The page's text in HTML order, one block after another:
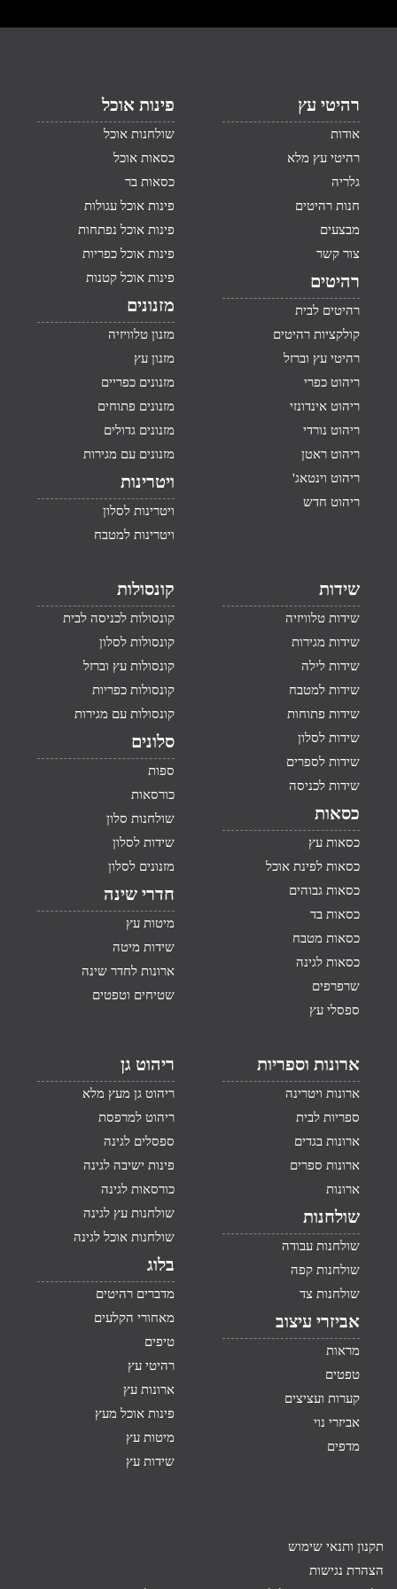
רהיטי עץ
אודות
רהיטי עץ מלא
גלריה
חנות רהיטים
מבצעים
צור קשר
רהיטים
רהיטים לבית
קולקציות רהיטים
רהיטי עץ וברזל
ריהוט כפרי
ריהוט אינדונזי
ריהוט נורדי
ריהוט ראטן
ריהוט וינטאג'
ריהוט חדש
פינות אוכל
שולחנות אוכל
כסאות אוכל
כסאות בר
פינות אוכל עגולות
פינות אוכל נפתחות
פינות אוכל כפריות
פינות אוכל קטנות
מזנונים
מזנון טלוויזיה
מזנון עץ
מזנונים כפריים
מזנונים פתוחים
מזנונים גדולים
מזנונים עם מגירות
ויטרינות
ויטרינות לסלון
ויטרינות למטבח
שידות
שידות טלוויזיה
שידות מגירות
שידות לילה
שידות למטבח
שידות פתוחות
שידות לסלון
שידות לספרים
שידות לכניסה
כסאות
כסאות עץ
כסאות לפינת אוכל
כסאות גבוהים
כסאות בד
כסאות מטבח
כסאות לגינה
שרפרפים
ספסלי עץ
קונסולות
קונסולות לכניסה לבית
קונסולות לסלון
קונסולות עץ וברזל
קונסולות כפריות
קונסולות עם מגירות
סלונים
ספות
כורסאות
שולחנות סלון
שידות לסלון
מזנונים לסלון
חדרי שינה
מיטות עץ
שידות מיטה
ארונות לחדר שינה
שטיחים וטפטים
ארונות וספריות
ארונות ויטרינה
ספריות לבית
ארונות בגדים
ארונות ספרים
ארונות
שולחנות
שולחנות עבודה
שולחנות קפה
שולחנות צד
אביזרי עיצוב
מראות
טפטים
קערות ועציצים
אביזרי נוי
מדפים
ריהוט גן
ריהוט גן מעץ מלא
ריהוט למרפסת
ספסלים לגינה
פינות ישיבה לגינה
כורסאות לגינה
שולחנות עץ לגינה
שולחנות אוכל לגינה
בלוג
מדברים רהיטים
מאחורי הקלעים
טיפים
רהיטי עץ
ארונות עץ
פינות אוכל מעץ
מיטות עץ
שידות עץ
תקנון ותנאי שימוש
הצהרת נגישות